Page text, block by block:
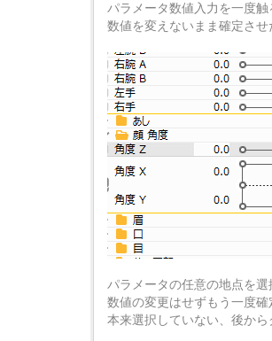
パラメータ数値入力を一度
数値を変えないまま確定させ
パラメータの任意の地点を
数値の変更はせずもう一度
本来選択していない、後から